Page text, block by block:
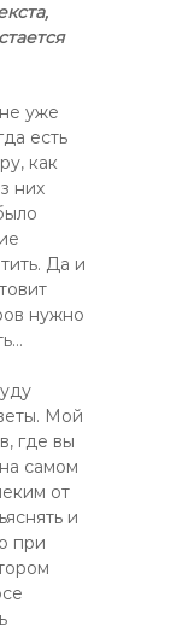
уже
есть
как
них
Да и
нужно
Мой
где вы
самом
от
и
при